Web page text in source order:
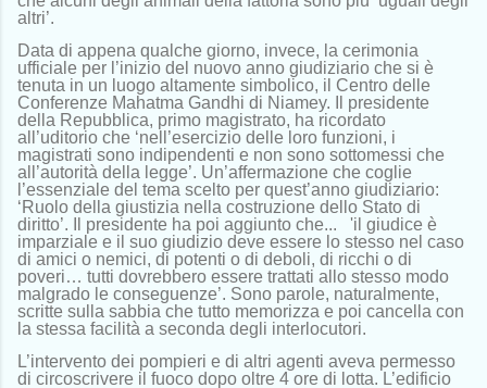
altri’.
Data di appena qualche giorno, invece, la cerimonia
ufficiale per l’inizio del nuovo anno giudiziario che si è
tenuta in un luogo altamente simbolico, il Centro delle
Conferenze Mahatma Gandhi di Niamey. Il presidente
della Repubblica, primo magistrato, ha ricordato
al l’uditorio che ‘nell’esercizio delle loro funzioni, i
magistrati sono indipendenti e non sono sottomessi che
all’autorità della legge’. Un’affermazione che coglie
l’essenziale del tema scelto per quest’anno giudiziario:
‘Ruolo della giustizia nella costruzione dello Stato di
diritto’. Il presidente ha poi aggiunto che... 'il giudice è
imparziale e il suo giudizio deve essere lo stesso nel caso
di amici o nemici, di potenti o di deboli, di ricchi o di
poveri… tutti dovrebbero essere trattati allo stesso modo
malgrado le conseguenze’. Sono parole, naturalmente,
scritte sulla sabbia che tutto memorizza e poi cancella con
la stessa facilità a seconda degli interlocutori.
L’intervento dei pompieri e di altri agenti aveva permesso
di circoscrivere il fuoco dopo oltre 4 ore di lotta. L’edificio